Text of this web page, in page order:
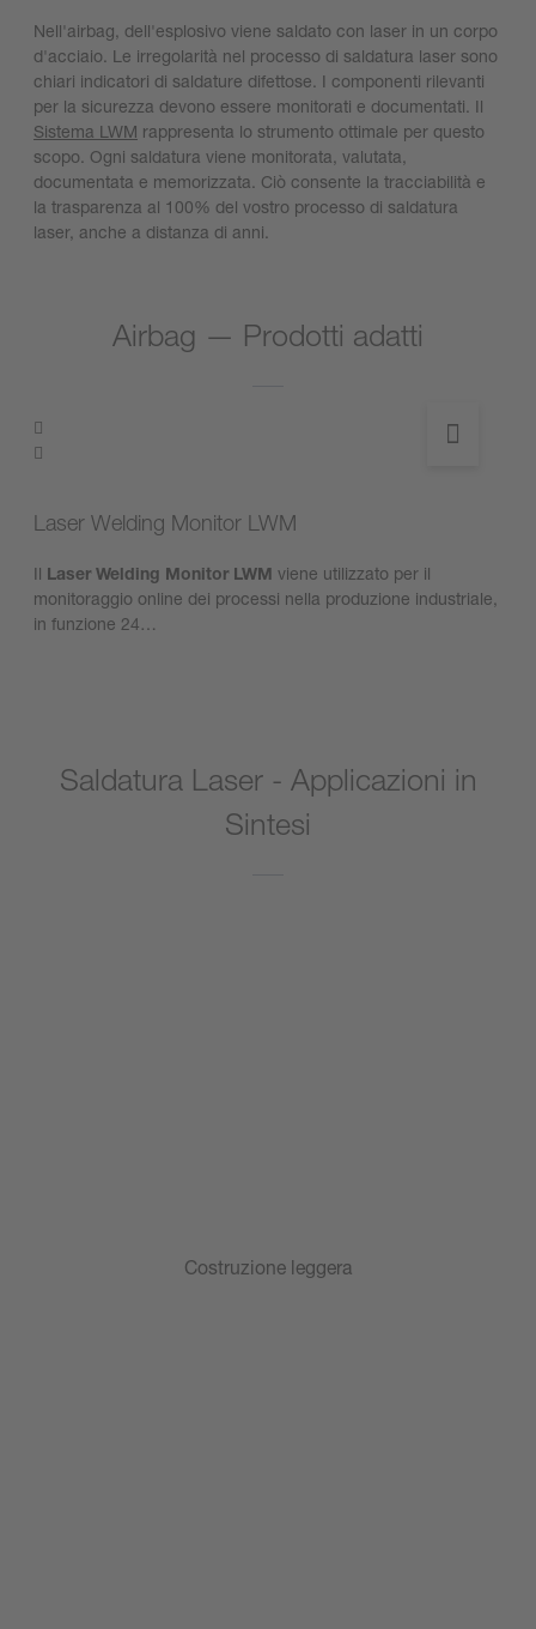
Nell'airbag, dell'esplosivo viene saldato con laser in un corpo
d'acciaio. Le irregolarità nel processo di saldatura laser sono
chiari indicatori di saldature difettose. I componenti rilevanti
per la sicurezza devono essere monitorati e documentati. Il
Sistema LWM rappresenta lo strumento ottimale per questo
scopo. Ogni saldatura viene monitorata, valutata,
documentata e memorizzata. Ciò consente la tracciabilità e
la trasparenza al 100% del vostro processo di saldatura
laser, anche a distanza di anni.
Airbag — Prodotti adatti
Laser Welding Monitor LWM
Il Laser Welding Monitor LWM viene utilizzato per il
monitoraggio online dei processi nella produzione industriale,
in funzione 24…
Saldatura Laser - Applicazioni in
Sintesi
Costruzione leggera